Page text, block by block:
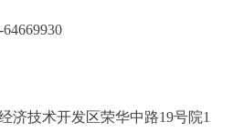
济技术开发区荣华中路19号院1